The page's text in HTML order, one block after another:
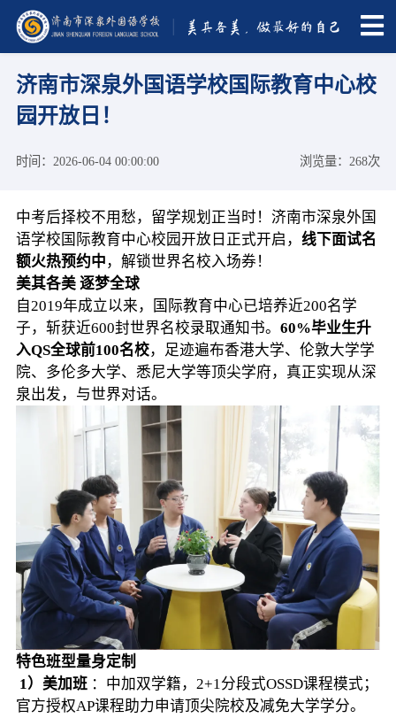
济南市深泉外国语学校国际教育中心校
园开放日！
时间：2026-06-04 00:00:00 浏览量：268次
中考后择校不用愁，留学规划正当时！济南市深泉外国
语学校国际教育中心校园开放日正式开启， 线下面试名
额火热预约中 ，解锁世界名校入场券！
美其各美 逐梦全球
自2019年成立以来，国际教育中心已培养近200名学
子，斩获近600封世界名校录取通知书。 60%毕业生升
入QS全球前100名校，足迹遍布香港大学、伦敦大学学
院、多伦多大学、悉尼大学等顶尖学府，真正实现从深
泉出发，与世界对话。
特色班型量身定制
1）美加班 ：中加双学籍，2+1分段式OSSD课程模式；
官方授权AP课程助力申请顶尖院校及减免大学学分。